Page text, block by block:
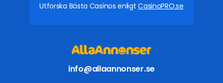
Utforska Bästa Casinos enligtCasinoPRO.se
info@allaannonser.se